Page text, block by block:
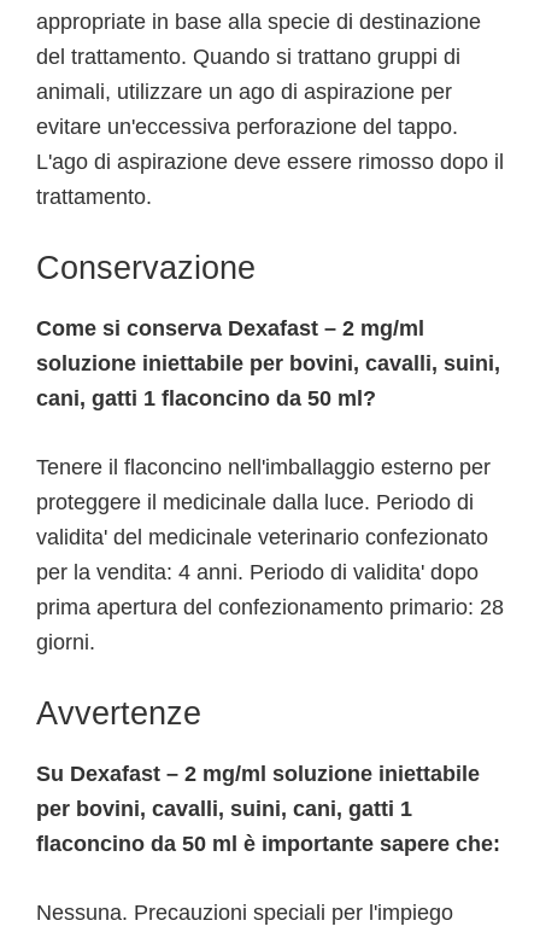
appropriate in base alla specie di destinazione
del trattamento. Quando si trattano gruppi di
animali, utilizzare un ago di aspirazione per
evitare un'eccessiva perforazione del tappo.
L'ago di aspirazione deve essere rimosso dopo il
trattamento.
Conservazione
Come si conserva Dexafast – 2 mg/ml
soluzione iniettabile per bovini, cavalli, suini,
cani, gatti 1 flaconcino da 50 ml?
Tenere il flaconcino nell'imballaggio esterno per
proteggere il medicinale dalla luce. Periodo di
validita' del medicinale veterinario confezionato
per la vendita: 4 anni. Periodo di validita' dopo
prima apertura del confezionamento primario: 28
giorni.
Avvertenze
Su Dexafast – 2 mg/ml soluzione iniettabile
per bovini, cavalli, suini, cani, gatti 1
flaconcino da 50 ml è importante sapere che:
Nessuna. Precauzioni speciali per l'impiego